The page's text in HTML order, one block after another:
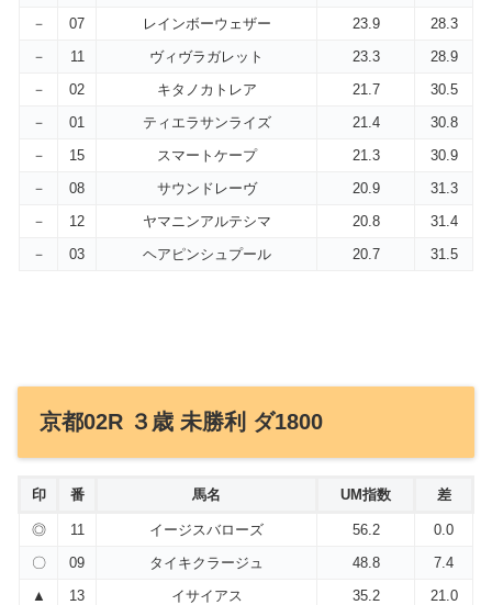
－
07 レインボーウェザー 23.9
28.3
－
11 ヴィヴラガレット 23.3
28.9
－
02 キタノカトレア 21.7
30.5
－
01 ティエラサンライズ 21.4
30.8
－
15 スマートケープ 21.3
30.9
－
08 サウンドレーヴ 20.9
31.3
－
12 ヤマニンアルテシマ 20.8
31.4
－
03 ヘアピンシュプール 20.7 31.5
京都02R ３歳 未勝利 ダ1800
印 番 馬名 UM指数 差
◎ 11 イージスバローズ 56.2
0.0
〇
09 タイキクラージュ 48.8
7.4
▲
13 イサイアス 35.2
21.0